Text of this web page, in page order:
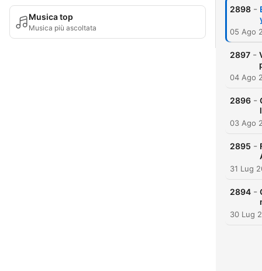
Musica top
Musica più ascoltata
2898 -
05 Ago
2897 -
04 Ago
2896 -
03 Ago
2895 -
31 Lug
2894 -
30 Lug